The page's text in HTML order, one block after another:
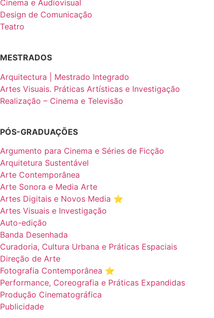
Cinema e Audiovisual
Design de Comunicação
Teatro
MESTRADOS
Arquitectura | Mestrado Integrado
Artes Visuais. Práticas Artísticas e Investigação
Realização – Cinema e Televisão
PÓS-GRADUAÇÕES
Argumento para Cinema e Séries de Ficção
Arquitetura Sustentável
Arte Contemporânea
Arte Sonora e Media Arte
Artes Digitais e Novos Media ⭐️
Artes Visuais e Investigação
Auto-edição
Banda Desenhada
Curadoria, Cultura Urbana e Práticas Espaciais
Direção de Arte
Fotografia Contemporânea ⭐️
Performance, Coreografia e Práticas Expandidas
Produção Cinematográfica
Publicidade